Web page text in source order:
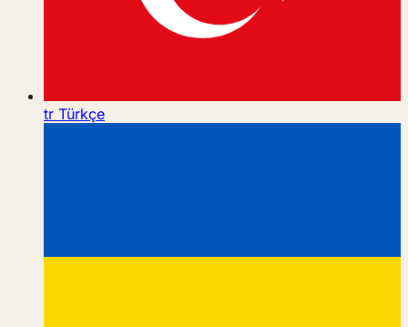
tr Türkçe